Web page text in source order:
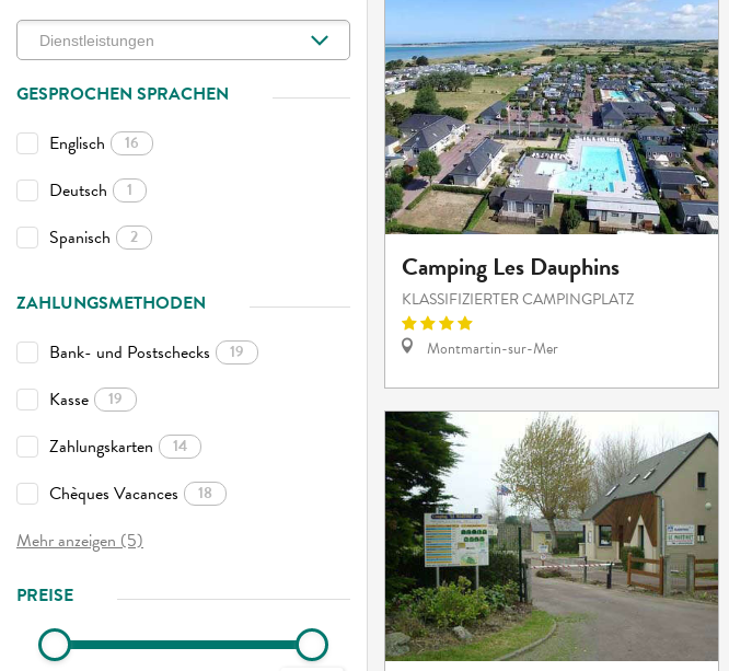
GESPROCHEN SPRACHEN
Englisch
16
Deutsch 1
Spanisch 2
ZAHLUNGSMETHODEN
Bank- und Postschecks
19
Kasse 19
Zahlungskarten 14
Chèques Vacances 18
Mehr anzeigen (5)
PREISE
Camping Les Dauphins
KLASSIFIZIERTER CAMPINGPLATZ
Montmartin-sur-Mer